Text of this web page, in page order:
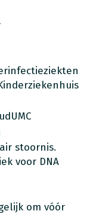
stoornis.
voor DNA
om vóór